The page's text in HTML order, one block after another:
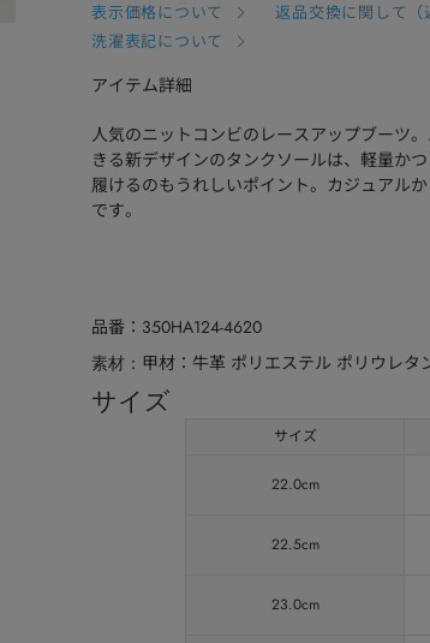
表示価格について 返品交換に関して（
洗濯表記について
アイテム詳細
人気のニットコンビのレースアップブーツ
きる新デザインのタンクソールは、軽量か
履けるのもうれしいポイント。カジュアル
です。
品番 350HA124-4620
素材 甲材：牛革 ポリエステル ポリウレ
サイズ
サイズ
22.0cm
22.5cm
23.0cm